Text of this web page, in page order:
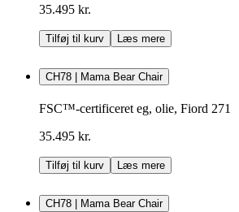
35.495 kr.
Tilføj til kurv Læs mere
CH78 | Mama Bear Chair
FSC™-certificeret eg, olie, Fiord 271
35.495 kr.
Tilføj til kurv Læs mere
CH78 | Mama Bear Chair